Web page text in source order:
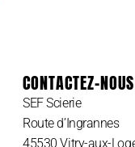
CONTACTEZ-NOUS
SEF Scierie
Route d’Ingrannes
45530 Vitry-aux-